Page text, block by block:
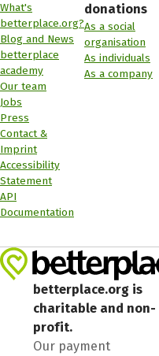
What's
betterplace.org?
Blog and News
betterplace
academy
Our team
Jobs
Press
Contact &
Imprint
Accessibility
Statement
API
Documentation
donations
As a social
organisation
As individuals
As a company
betterplace.org is
charitable and non-
profit.
Our payment